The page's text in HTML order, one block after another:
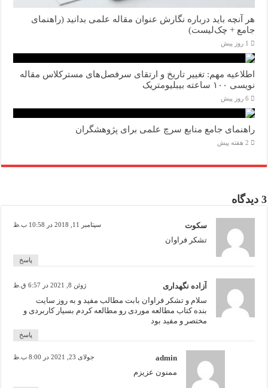
هر آنچه باید درباره نگارش عنوان مقاله علمی بدانید (راهنمای
جامع + چک‌لیست)
1 روز پیش
اطلاعیه مهم: تغییر تاریخ و ارتقای سرفصل‌های مسترکلاس مقاله
نویسی ۱۰۰ ساعته بیبلیومتریک
6 روز پیش
راهنمای جامع منابع سرچ علمی برای پژوهشگران
2 هفته پیش
3 دیدگاه
سکوت سپتامبر 11, 2018 در 10:58 ب.ظ
تشکر فراوان
پاسخ
آزاده نگهداری ژوئن 8, 2021 در 6:57 ق.ظ
سلام و تشکر فراوان بابت مطالب مفید و به روز سایت
بنده کتاب مطالعه موردی رو مطالعه کردم بسیار کاربردی و
مختصر و مفید بود
پاسخ
admin جولای 23, 2021 در 8:00 ب.ظ
ممنون عزیزم